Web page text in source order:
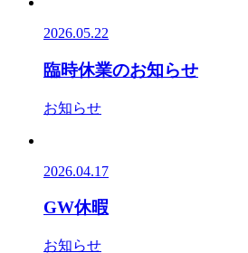
2026.05.22
臨時休業のお知らせ
お知らせ
2026.04.17
GW休暇
お知らせ